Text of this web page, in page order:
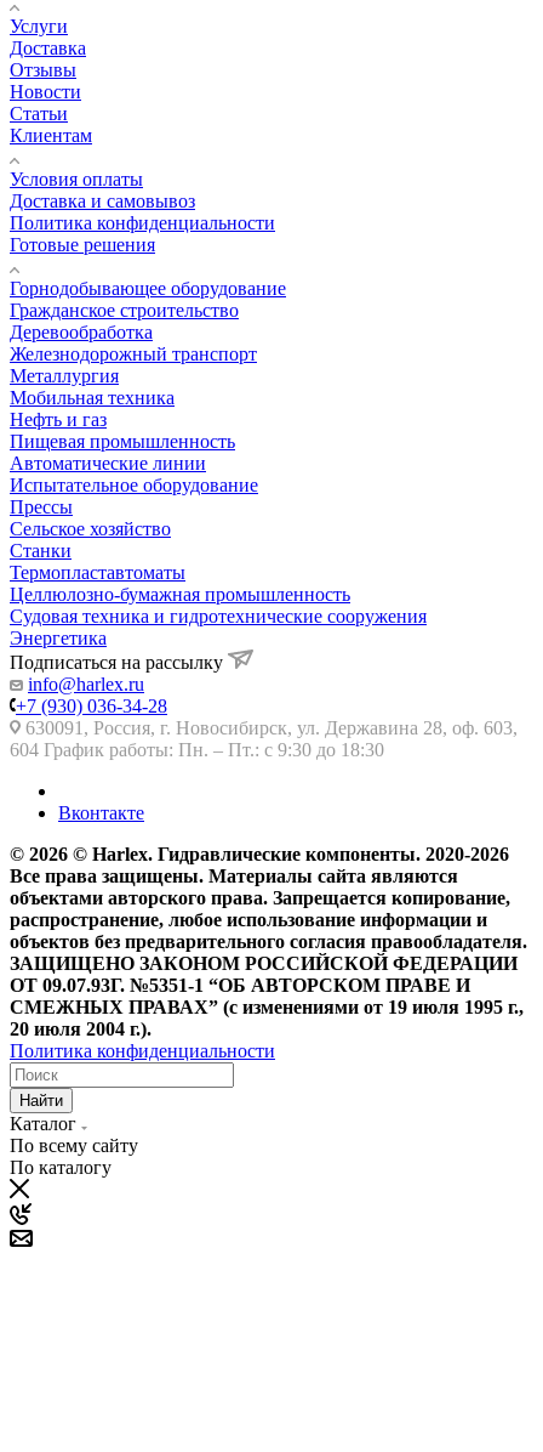
Услуги
Доставка
Отзывы
Новости
Статьи
Клиентам
Условия оплаты
Доставка и самовывоз
Политика конфиденциальности
Готовые решения
Горнодобывающее оборудование
Гражданское строительство
Деревообработка
Железнодорожный транспорт
Металлургия
Мобильная техника
Нефть и газ
Пищевая промышленность
Автоматические линии
Испытательное оборудование
Прессы
Сельское хозяйство
Станки
Термопластавтоматы
Целлюлозно-бумажная промышленность
Судовая техника и гидротехнические сооружения
Энергетика
Подписаться на рассылку
info@harlex.ru
+7 (930) 036-34-28
630091, Россия, г. Новосибирск, ул. Державина 28, оф. 603,
604 График работы: Пн. – Пт.: с 9:30 до 18:30
Вконтакте
© 2026 © Harlex. Гидравлические компоненты. 2020-2026
Все права защищены. Материалы сайта являются
объектами авторского права. Запрещается копирование,
распространение, любое использование информации и
объектов без предварительного согласия правообладателя.
ЗАЩИЩЕНО ЗАКОНОМ РОССИЙСКОЙ ФЕДЕРАЦИИ
ОТ 09.07.93Г. №5351-1 “ОБ АВТОРСКОМ ПРАВЕ И
СМЕЖНЫХ ПРАВАХ” (с изменениями от 19 июля 1995 г.,
20 июля 2004 г.).
Политика конфиденциальности
Найти
Каталог
По всему сайту
По каталогу